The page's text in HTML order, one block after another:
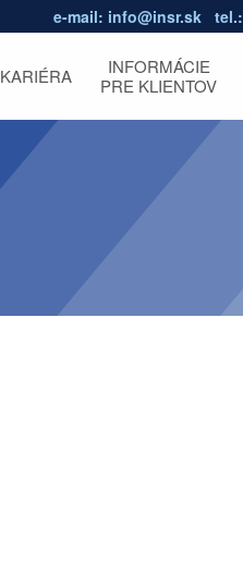
e-mail: info@insr.sk tel.:
KARIÉRA
INFORMÁCIE
PRE KLIENTOV